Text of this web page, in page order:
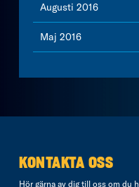
Augusti 2016
Maj 2016
KONTAKTA OSS
Hör gärna av dig till oss om du